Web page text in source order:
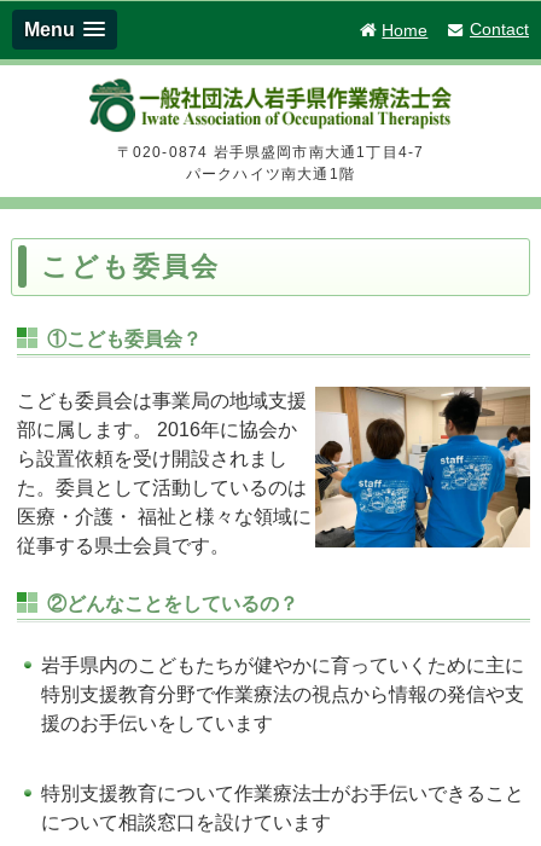
Menu
〒020-0874 岩手県盛岡市南大通1丁目4-7
パークハイツ南大通1階
Home Contact
こども委員会
①こども委員会？
こども委員会は事業局の地域支援
部に属します。 2016年に協会か
ら設置依頼を受け開設されまし
た。委員として活動しているのは
医療・介護・ 福祉と様々な領域に
従事する県士会員です。
②どんなことをしているの？
岩手県内のこどもたちが健やかに育っていくために主に
特別支援教育分野で作業療法の視点から情報の発信や支
援のお手伝いをしています
特別支援教育について作業療法士がお手伝いできること
について相談窓口を設けています